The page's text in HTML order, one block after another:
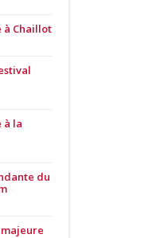
à Chaillot
à la
du